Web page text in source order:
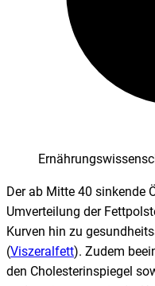
Der ab Mitte 40 sinkende
Umverteilung der
Kurven hin zu
(Viszeralfett). Zudem
den Cholesterinspiegel